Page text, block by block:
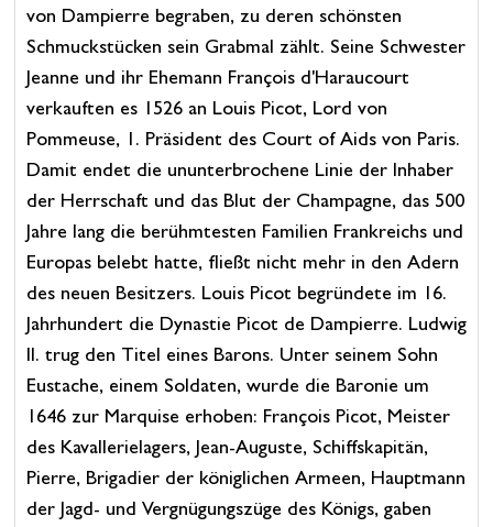
von Dampierre begraben, zu deren schönsten
Schmuckstücken sein Grabmal zählt. Seine Schwester
Jeanne und ihr Ehemann François d'Haraucourt
verkauften es 1526 an Louis Picot, Lord von
Pommeuse, 1. Präsident des Court of Aids von Paris.
Damit endet die ununterbrochene Linie der Inhaber
der Herrschaft und das Blut der Champagne, das 500
Jahre lang die berühmtesten Familien Frankreichs und
Europas belebt hatte, fließt nicht mehr in den Adern
des neuen Besitzers. Louis Picot begründete im 16.
Jahrhundert die Dynastie Picot de Dampierre. Ludwig
II. trug den Titel eines Barons. Unter seinem Sohn
Eustache, einem Soldaten, wurde die Baronie um
1646 zur Marquise erhoben: François Picot, Meister
des Kavallerielagers, Jean-Auguste, Schiffskapitän,
Pierre, Brigadier der königlichen Armeen, Hauptmann
der Jagd- und Vergnügungszüge des Königs, gaben